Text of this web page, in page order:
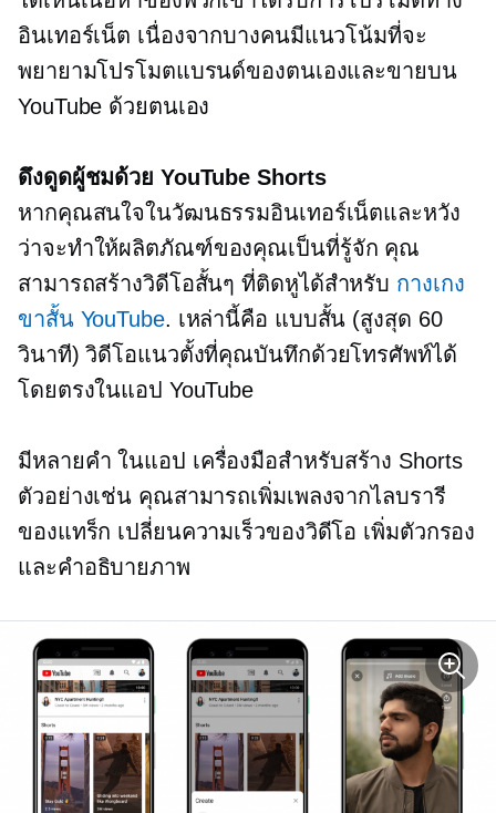
อินเทอร์เน็ต เนื่องจากบางคนมีแนวโน้มที่จะ
พยายามโปรโมตแบรนด์ของตนเองและขายบน
YouTube ด้วยตนเอง
ดึงดูดผู้ชมด้วย YouTube Shorts
หากคุณสนใจในวัฒนธรรมอินเทอร์เน็ตและหวัง
ว่าจะทำให้ผลิตภัณฑ์ของคุณเป็นที่รู้จัก คุณ
สามารถสร้างวิดีโอสั้นๆ ที่ติดหูได้สำหรับ กางเกง
ขาสั้น YouTube. เหล่านี้คือ แบบสั้น (สูงสุด 60
วินาที) วิดีโอแนวตั้งที่คุณบันทึกด้วยโทรศัพท์ได้
โดยตรงในแอป YouTube
มีหลายคำในแอป เครื่องมือสำหรับสร้าง Shorts
ตัวอย่างเช่น คุณสามารถเพิ่มเพลงจากไลบรารี
ของแทร็ก เปลี่ยนความเร็วของวิดีโอ เพิ่มตัวกรอง
และคำอธิบายภาพ